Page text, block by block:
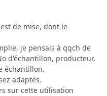
de mise, dont le
je pensais à qqch de
d'échantillon, producteur,
échantillon.
adaptés.
sur cette utilisation